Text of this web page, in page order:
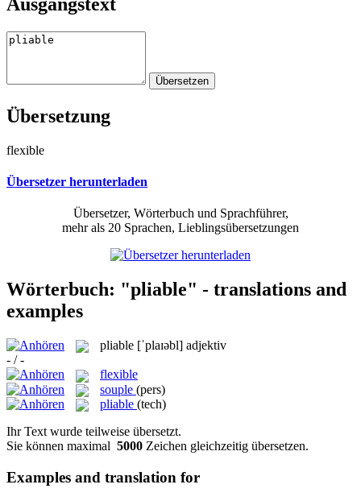
Übersetzung
flexible
Übersetzer herunterladen
Übersetzer, Wörterbuch und Sprachführer,
mehr als 20 Sprachen, Lieblingsübersetzungen
Wörterbuch: "pliable" - translations and
examples
pliable [ˈplaɪəbl] adjektiv
- / -
flexible
souple (pers)
pliable (tech)
Ihr Text wurde teilweise übersetzt.
Sie können maximal 5000 Zeichen gleichzeitig übersetzen.
Examples and translation for